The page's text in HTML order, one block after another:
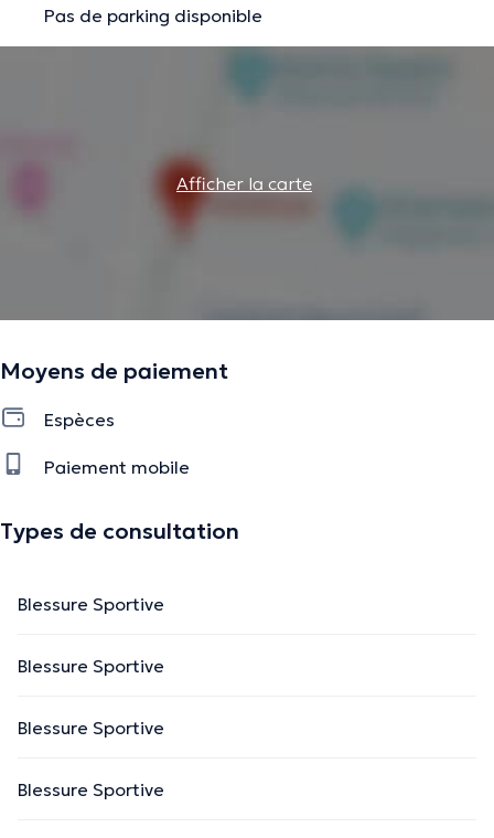
Pas de parking disponible
Afficher la carte
Moyens de paiement
Espèces
Paiement mobile
Types de consultation
Blessure Sportive
Blessure Sportive
Blessure Sportive
Blessure Sportive